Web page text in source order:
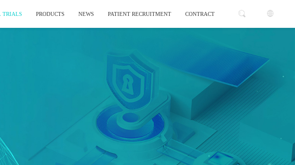
TRIALS PRODUCTS NEWS PATIENT RECRUITMENT CONTRACT